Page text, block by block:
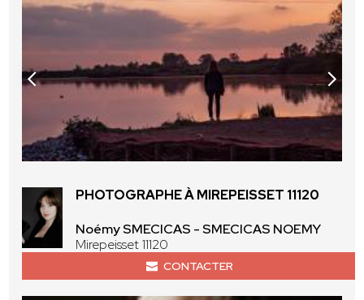
PHOTOGRAPHE À MIREPEISSET 11120
Noémy SMECICAS - SMECICAS NOEMY
Mirepeisset 11120
CONTACTER